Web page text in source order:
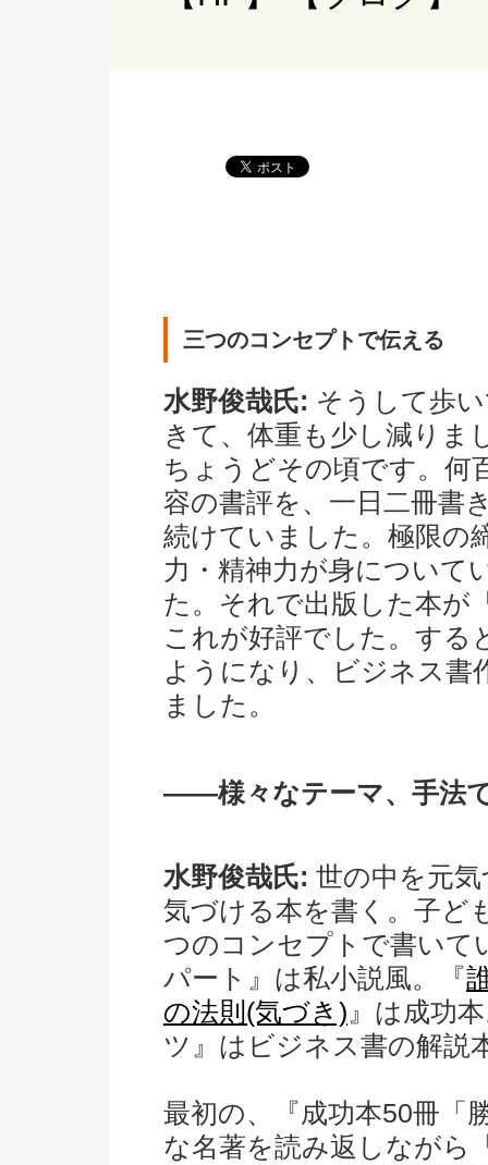
三つのコンセプトで伝える
水野俊哉氏: そうして歩
きて、体重も少し減りま
ちょうどその頃です。何
容の書評を、一日二冊書
続けていました。極限の
力・精神力が身について
た。それで出版した本が
これが好評でした。する
ようになり、ビジネス書
ました。
――様々なテーマ、手法
水野俊哉氏: 世の中を元
気づける本を書く。子ど
つのコンセプトで書いて
パート』は私小説風。『
の法則(気づき) 』は成功
ツ』はビジネス書の解説
最初の、『成功本50冊「
な名著を読み返しながら